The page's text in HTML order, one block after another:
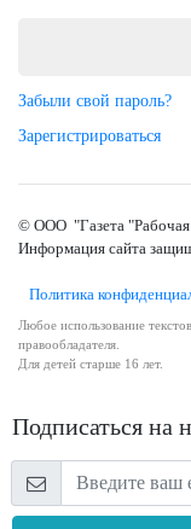
Забыли свой пароль?
Зарегистрироваться
© ООО "Газета "Рабочая
Информация сайта
Политика
Любое использование
правообладателя.
Для детей старше 16 лет.
Подписаться на